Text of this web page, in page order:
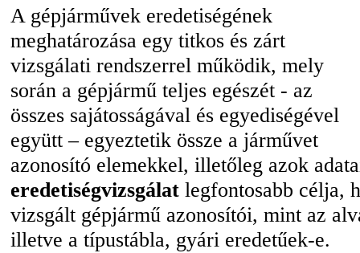
A gépjárművek eredetiségének
meghatározása egy titkos és zárt
vizsgálati rendszerrel működik, mely
során a gépjármű teljes egészét - az
összes sajátosságával és egyediségével
együtt – egyeztetik össze a járművet
azonosító elemekkel, illetőleg azok
eredetiségvizsgálat legfontosabb célja,
vizsgált gépjármű azonosítói, mint az
illetve a típustábla, gyári eredetűek-e.